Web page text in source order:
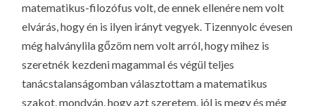
matematikus-filozófus volt, de ennek ellenére nem volt
elvárás, hogy én is ilyen irányt vegyek. Tizennyolc évesen
még halványlila gőzöm nem volt arról, hogy mihez is
szeretnék kezdeni magammal és végül teljes
tanácstalanságomban választottam a matematikus
szakot, mondván, hogy azt szeretem, jól is megy és még